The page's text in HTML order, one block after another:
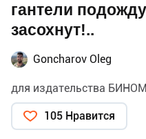
гантели
засохнут!..
Goncharov Oleg
для издательства БИНОМ
105 Нравится